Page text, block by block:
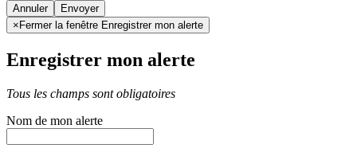
Annuler
× Fermer la fenêtre Enregistrer mon alerte
Enregistrer mon alerte
Tous les champs sont obligatoires
Nom de mon alerte